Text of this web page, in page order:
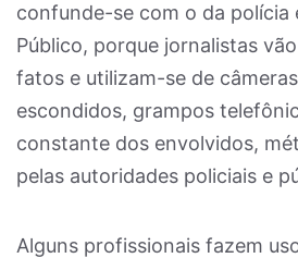
confunde-se com o da polícia
Público, porque jornalistas
fatos e utilizam-se de
escondidos, grampos
constante dos envolvidos,
pelas autoridades policiais e
Alguns profissionais fazem